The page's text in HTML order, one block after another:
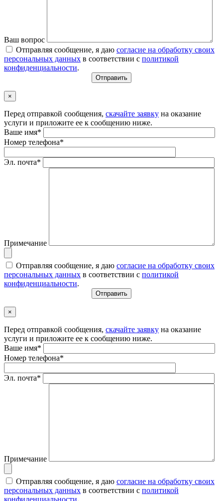
Ваш вопрос
Отправляя сообщение, я даю согласие на обработку своих
персональных данных в соответствии с политикой
конфиденциальности.
×
Перед отправкой сообщения, скачайте заявку на оказание
услуги и приложите ее к сообщению ниже.
Ваше имя*
Номер телефона*
Эл. почта*
Примечание
Отправляя сообщение, я даю согласие на обработку своих
персональных данных в соответствии с политикой
конфиденциальности.
×
Перед отправкой сообщения, скачайте заявку на оказание
услуги и приложите ее к сообщению ниже.
Ваше имя*
Номер телефона*
Эл. почта*
Примечание
Отправляя сообщение, я даю согласие на обработку своих
персональных данных в соответствии с политикой
конфиденциальности.